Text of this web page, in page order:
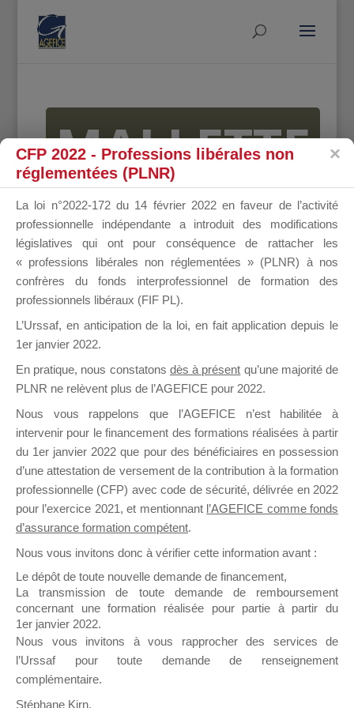
MALLETTE
DU
DIRIGEANT
il y a un mois
Ce groupe est destiné aux Organismes de
Formation qui souhaitent répondre à l’Appel à
Propositions Mallette du Dirigeant.
Ce groupe propose un forum dédié au support
sur lequel il est possible de laisser un message
ou poser une question.
NB : Il est nécessaire d’être
pouvoir rejoindre ce groupe
CFP 2022 - Professions libérales non
réglementées (PLNR)
La loi n°2022-172 du 14 février 2022 en faveur de l’activité
professionnelle indépendante a introduit des modifications
législatives qui ont pour conséquence de rattacher les
« professions libérales non réglementées » (PLNR) à nos
confrères du fonds interprofessionnel de formation des
professionnels libéraux (FIF PL).
L’Urssaf, en anticipation de la loi, en fait application depuis le
1er janvier 2022.
En pratique, nous constatons dès à présent qu’une majorité de
PLNR ne relèvent plus de l’AGEFICE pour 2022.
Nous vous rappelons que l’AGEFICE n’est habilitée à
intervenir pour le financement des formations réalisées à partir
du 1er janvier 2022 que pour des bénéficiaires en possession
d’une attestation de versement de la contribution à la formation
professionnelle (CFP) avec code de sécurité, délivrée en 2022
pour l’exercice 2021, et mentionnant l’AGEFICE comme fonds
d’assurance formation compétent.
Nous vous invitons donc à vérifier cette information avant :
Le dépôt de toute nouvelle demande de financement,
La transmission de toute demande de remboursement
concernant une formation réalisée pour partie à partir du
1er janvier 2022.
Nous vous invitons à vous rapprocher des services de
l’Urssaf pour toute demande de renseignement
complémentaire.
Stéphane Kirn,